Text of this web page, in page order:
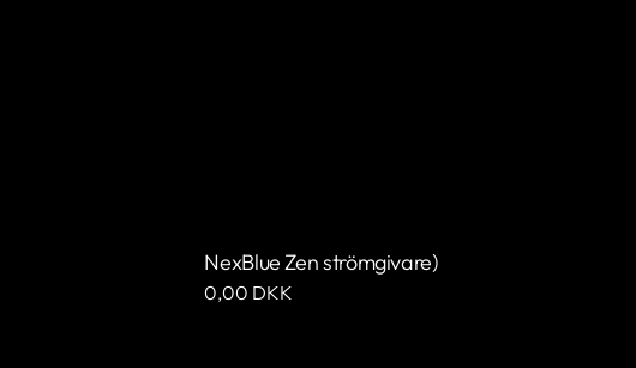
NexBlue Zen strömgivare)
Ordinarie
0,00 DKK